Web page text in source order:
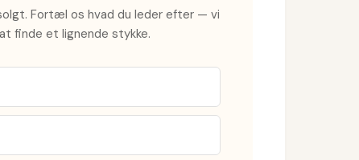
Fortæl os hvad du leder efter — vi
finde et lignende stykke.